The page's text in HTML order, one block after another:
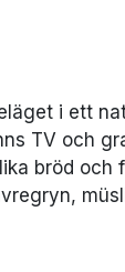
i ett
TV och
bröd och